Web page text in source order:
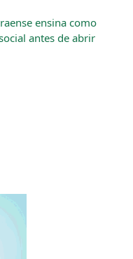
ensina como
antes de abrir